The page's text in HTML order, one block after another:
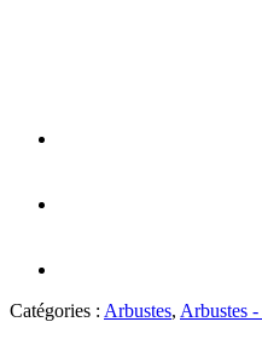
Catégories : Arbustes, Arbustes